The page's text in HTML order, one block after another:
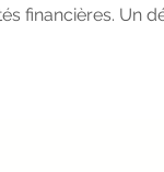
financières. Un